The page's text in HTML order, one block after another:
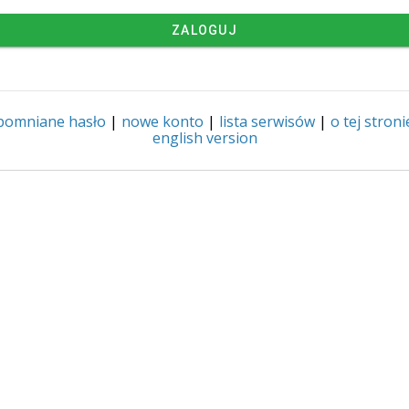
ZALOGUJ
hasło | nowe konto | lista serwisów | o tej
english version